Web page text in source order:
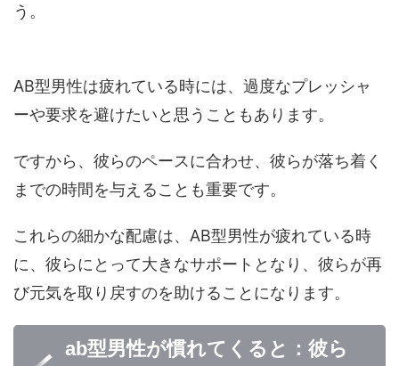
う。
AB型男性は疲れている時には、過度なプレッシャ
ーや要求を避けたいと思うこともあります。
ですから、彼らのペースに合わせ、彼らが落ち着く
までの時間を与えることも重要です。
これらの細かな配慮は、AB型男性が疲れている時
に、彼らにとって大きなサポートとなり、彼らが再
び元気を取り戻すのを助けることになります。
ab型男性が慣れてくると：彼ら